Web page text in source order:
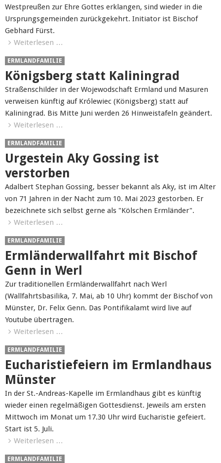
Westpreußen zur Ehre Gottes erklangen, sind wieder in die
Ursprungsgemeinden zurückgekehrt. Initiator ist Bischof
Gebhard Fürst.
Weiterlesen …
ERMLANDFAMILIE
Königsberg statt Kaliningrad
Straßenschilder in der Wojewodschaft Ermland und Masuren
verweisen künftig auf Królewiec (Königsberg) statt auf
Kaliningrad. Bis Mitte Juni werden 26 Hinweistafeln geändert.
Weiterlesen …
ERMLANDFAMILIE
Urgestein Aky Gossing ist
verstorben
Adalbert Stephan Gossing, besser bekannt als Aky, ist im Alter
von 71 Jahren in der Nacht zum 10. Mai 2023 gestorben. Er
bezeichnete sich selbst gerne als "Kölschen Ermländer".
Weiterlesen …
ERMLANDFAMILIE
Ermländerwallfahrt mit Bischof
Genn in Werl
Zur traditionellen Ermländerwallfahrt nach Werl
(Wallfahrtsbasilika, 7. Mai, ab 10 Uhr) kommt der Bischof von
Münster, Dr. Felix Genn. Das Pontifikalamt wird live auf
Youtube übertragen.
Weiterlesen …
ERMLANDFAMILIE
Eucharistiefeiern im Ermlandhaus
Münster
In der St.-Andreas-Kapelle im Ermlandhaus gibt es künftig
wieder einen regelmäßigen Gottesdienst. Jeweils am ersten
Mittwoch im Monat um 17.30 Uhr wird Eucharistie gefeiert.
Start ist 5. Juli.
Weiterlesen …
ERMLANDFAMILIE